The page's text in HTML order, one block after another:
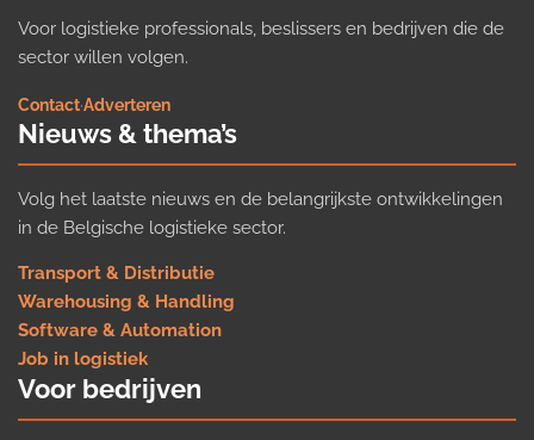
Voor logistieke professionals, beslissers en bedrijven die de
sector willen volgen.
Contact·Adverteren
Nieuws & thema’s
Volg het laatste nieuws en de belangrijkste ontwikkelingen
in de Belgische logistieke sector.
Transport & Distributie
Warehousing & Handling
Software & Automation
Job in logistiek
Voor bedrijven